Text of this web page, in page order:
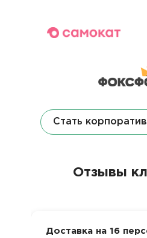
Стать
Отзывы
Доставка на 16